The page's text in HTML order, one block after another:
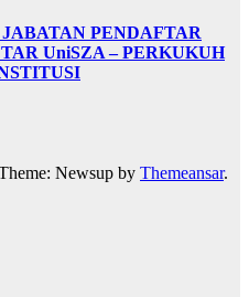
PENDAFTAR
UniSZA – PERKUKUH
Newsup by Themeansar.